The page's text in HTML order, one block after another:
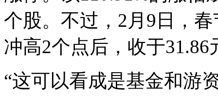
个股。不过，2月9日，
冲高2个点后，收于31.86
“这可以看成是基金和游